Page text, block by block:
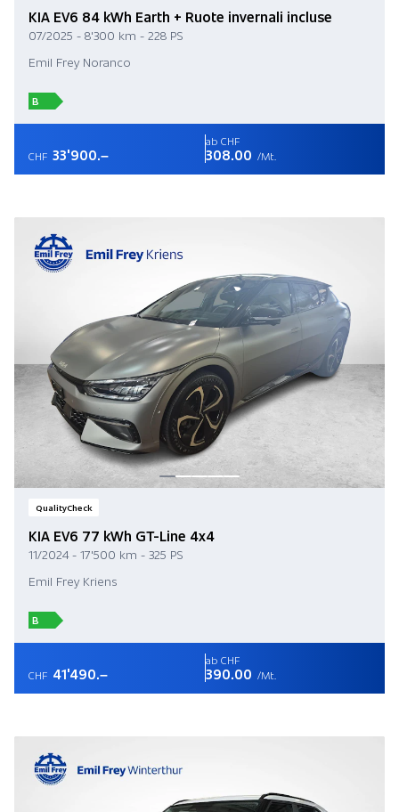
KIA EV6 84 kWh Earth + Ruote invernali incluse
07/2025 - 8'300 km - 228 PS
Emil Frey Noranco
B
CHF 33'900.–
ab CHF
308.00 /Mt.
QualityCheck
KIA EV6 77 kWh GT-Line 4x4
11/2024 - 17'500 km - 325 PS
Emil Frey Kriens
B
CHF 41'490.–
ab CHF
390.00 /Mt.